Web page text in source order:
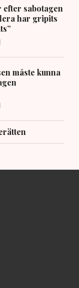
efter sabotagen
har gripits
måste kunna